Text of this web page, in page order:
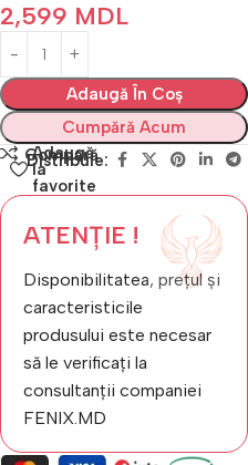
2,599 MDL
Adaugă În Coș
Cumpără Acum
Compară
Adaugă
la
favorite
Distribuie:
ATENȚIE !
Disponibilitatea, prețul și
caracteristicile
produsului este necesar
să le verificați la
consultanții companiei
FENIX.MD